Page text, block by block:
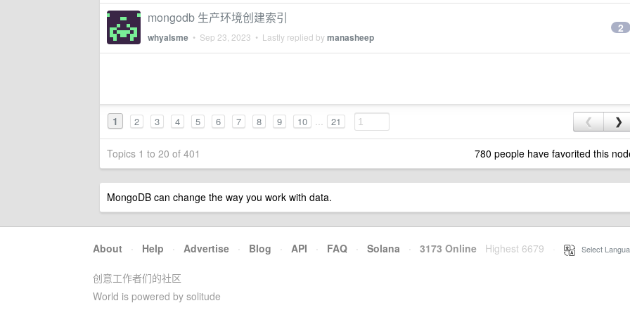
mongodb 生产环境创建索引
whyalsme • Sep 23, 2023 • Lastly replied bymanasheep
2
1 2 3 4 5 6 7 8 9 10 ... 21 ❮ ❯
Topics 1 to 20 of 401 780 people have favorited this
MongoDB can change the way you work with data.
About · Help · Advertise · Blog · API · FAQ · Solana · 3173 Online Highest 6679 Select
创意工作者们的社区
World is powered by solitude